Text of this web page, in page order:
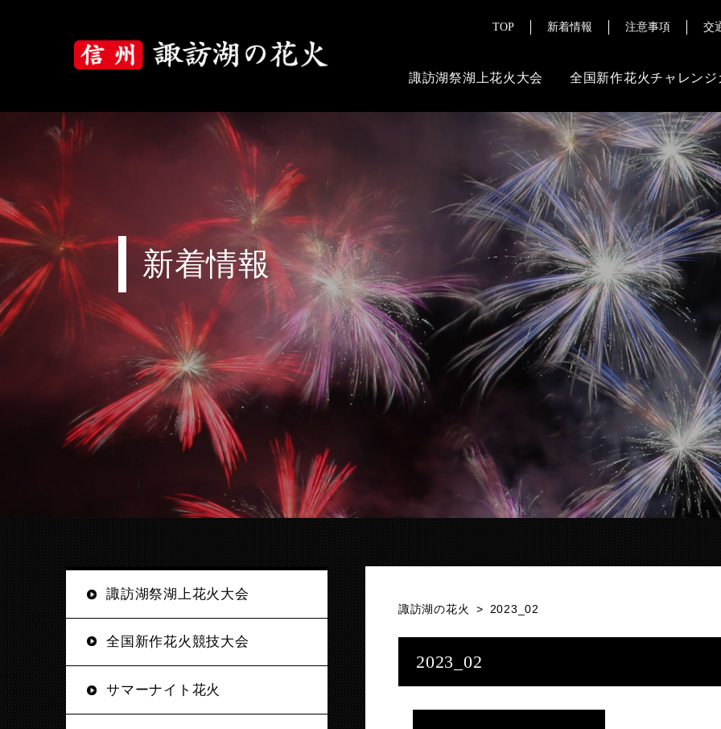
TOP 新着情報 注意事項 交
諏訪湖祭湖上花火大会
大会概要
大会プログラム
花火の歴史
ご来場にあたって
よくある質問
チケット販売情報
交通案内
注意事項
その
花火ライブ
報道・メデ
全国新作花火チャレンジ
新着情報
諏訪湖の花火 > 2023_02
2023_02
諏訪湖祭湖上花火大会
全国新作花火競技大会
サマーナイト花火